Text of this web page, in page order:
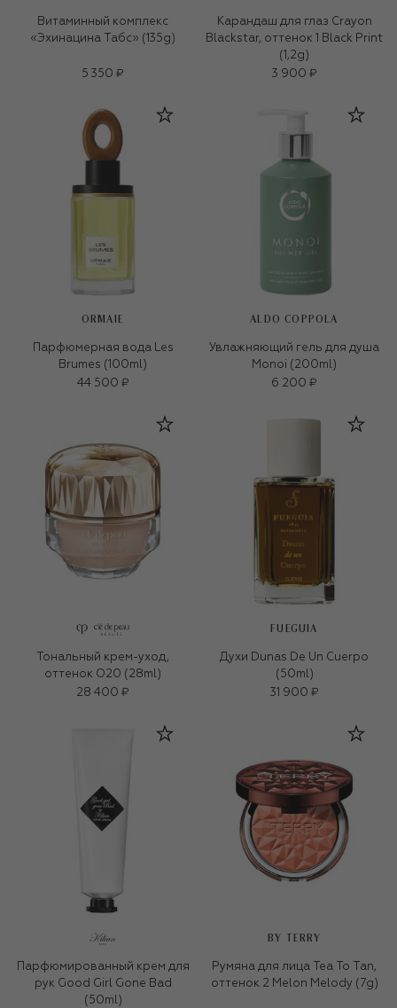
Витаминный комплекс
«Эхинацина Табс» (135g)
5 350 ₽
Карандаш для глаз Crayon
Blackstar, оттенок 1 Black Print
(1,2g)
3 900 ₽
ORMAIE
Парфюмерная вода Les
Brumes (100ml)
44 500 ₽
ALDO COPPOLA
Увлажняющий гель для душа
Monoi (200ml)
6 200 ₽
Тональный крем-уход,
оттенок O20 (28ml)
28 400 ₽
FUEGUIA
Духи Dunas De Un Cuerpo
(50ml)
31 900 ₽
Парфюмированный крем для
рук Good Girl Gone Bad
(50ml)
BY TERRY
Румяна для лица Tea To Tan,
оттенок 2 Melon Melody (7g)